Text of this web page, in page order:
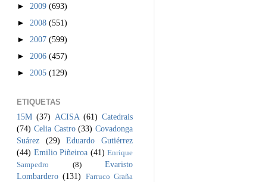
► 2009 (693)
► 2008 (551)
► 2007 (599)
► 2006 (457)
► 2005 (129)
ETIQUETAS
15M (37) ACISA (61) Catedrais
(74) Celia Castro (33) Covadonga
Suárez
(29)
Eduardo Gutiérrez
(44) Emilio Piñeiroa (41) Enrique
Sampedro
(8)
Evaristo
Lombardero (131) Farruco Graña